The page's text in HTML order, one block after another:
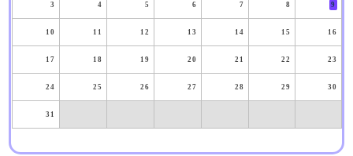
3 4 5 6 7 8 9
10 11 12 13 14 15 16
17 18 19 20 21 22 23
24 25 26 27 28 29 30
31